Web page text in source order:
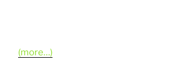
(more…)